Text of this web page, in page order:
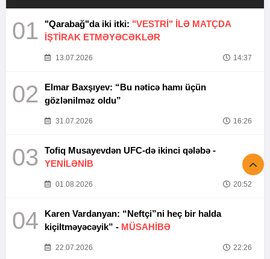
01 "Qarabağ"da iki itki: "VESTRİ" İLƏ MATÇDA
İŞTİRAK ETMƏYƏCƏKLƏR
13.07.2026 14:37
02
Elmar Baxşıyev: “Bu nəticə hamı üçün
gözlənilməz oldu”
31.07.2026 16:26
03
Tofiq Musayevdən UFC-də ikinci qələbə -
YENİLƏNİB
01.08.2026 20:52
04
Karen Vardanyan: “Neftçi”ni heç bir halda
kiçiltməyəcəyik” - MÜSAHİBƏ
22.07.2026 22:26